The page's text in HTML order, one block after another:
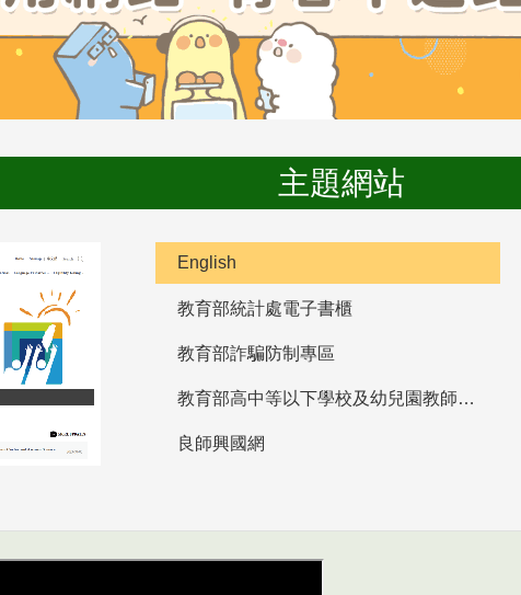
主題網站
English
教育部統計處電子書櫃
教育部詐騙防制專區
教育部高中等以下學校及幼兒園教師資格檢定考試
良師興國網